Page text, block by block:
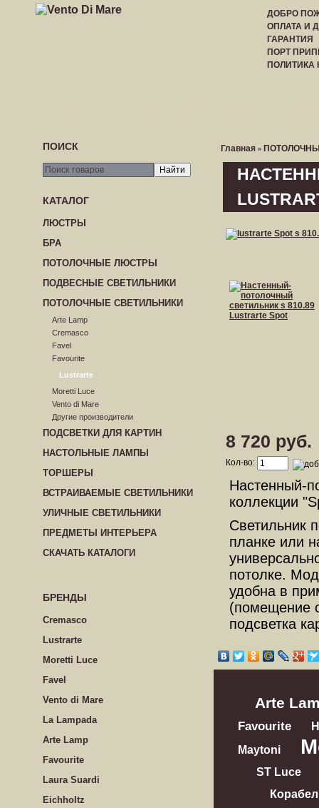
ДОБРО
ОПЛАТА И
ГАРАНТИЯ
ПОРТ
ПОИСК
КАТАЛОГ
ЛЮСТРЫ
БРА
ПОТОЛОЧНЫЕ ЛЮСТРЫ
ПОДВЕСНЫЕ СВЕТИЛЬНИКИ
ПОТОЛОЧНЫЕ СВЕТИЛЬНИКИ
Arte Lamp
Cremasco
Favel
Favourite
Lustrarte
Moretti Luce
Vento di Mare
Другие производители
ПОДСВЕТКИ ДЛЯ КАРТИН
НАСТОЛЬНЫЕ ЛАМПЫ
ТОРШЕРЫ
ВСТРАИВАЕМЫЕ СВЕТИЛЬНИКИ
УЛИЧНЫЕ СВЕТИЛЬНИКИ
ПРЕДМЕТЫ ИНТЕРЬЕРА
СКАЧАТЬ КАТАЛОГИ
БРЕНДЫ
Cremasco
Lustrarte
Moretti Luce
Favel
Vento di Mare
La Lampada
Arte Lamp
Favourite
Laura Suardi
Eichholtz
Главная »
8 720 руб.
Кол-во:
Настенный-
коллекции
Светильник
планке или
потолке.
удобна в
(помещение
подсветка
Arte
Favourite
Maytoni
ST Luce